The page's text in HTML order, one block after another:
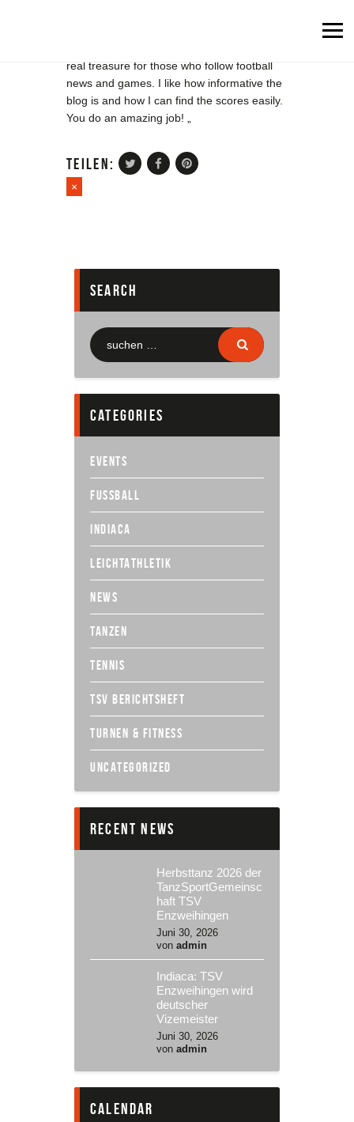
Fußball
Rope skipping
Tanzen
Dokumente
Probetraining
real treasure for those who follow football
news and games. I like how informative the
blog is and how I can find the scores easily.
You do an amazing job! „
teilen:
×
search
categories
EVENTS
FUSSBALL
INDIACA
LEICHTATHLETIK
NEWS
TANZEN
TENNIS
TSV BERICHTSHEFT
TURNEN & FITNESS
UNCATEGORIZED
recent news
Herbsttanz 2026 der
TanzSportGemeinsc
haft TSV
Enzweihingen
Juni 30, 2026
von admin
Indiaca: TSV
Enzweihingen wird
deutscher
Vizemeister
Juni 30, 2026
von admin
calendar